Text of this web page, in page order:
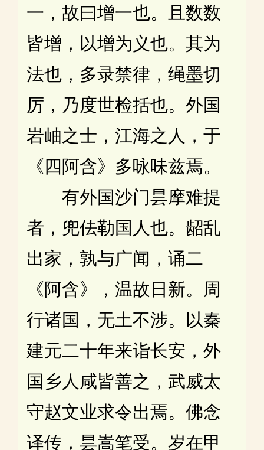
一，故曰增一也。且数数
皆增，以增为义也。其为
法也，多录禁律，绳墨切
厉，乃度世检括也。外国
岩岫之士，江海之人，于
《四阿含》多咏味兹焉。
有外国沙门昙摩难提
者，兜佉勒国人也。龆乱
出家，孰与广闻，诵二
《阿含》，温故日新。周
行诸国，无土不涉。以秦
建元二十年来诣长安，外
国乡人咸皆善之，武威太
守赵文业求令出焉。佛念
译传，昙嵩笔受。岁在甲